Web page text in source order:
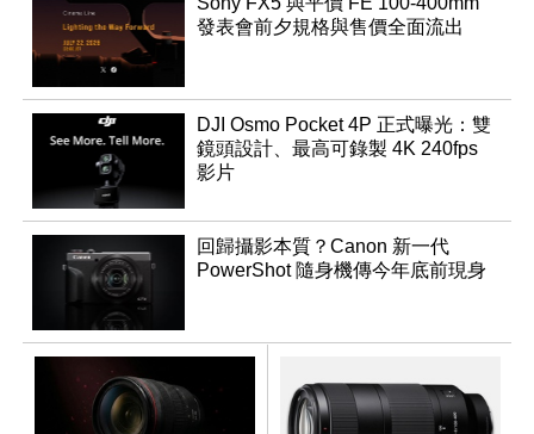
發表會前夕規格與售價全面流出
DJI Osmo Pocket 4P 正式曝光：雙
鏡頭設計、最高可錄製 4K 240fps
影片
回歸攝影本質？Canon 新一代
PowerShot 隨身機傳今年底前現身